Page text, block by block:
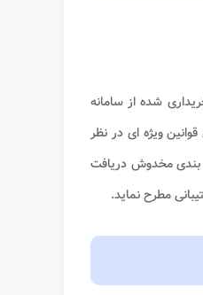
شده از سامانه
ویژه ای در نظر
بندی مخدوش دریافت
مطرح نماید.